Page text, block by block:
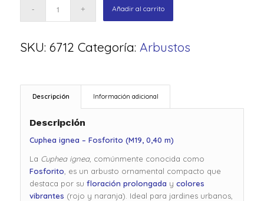
Añadir al carrito
SKU: 6712 Categoría: Arbustos
Descripción Información adicional
Descripción
Cuphea ignea – Fosforito (M19, 0,40 m)
La Cuphea ignea, comúnmente conocida como
Fosforito , es un arbusto ornamental compacto que
destaca por su floración prolongada y colores
vibrantes (rojo y naranja). Ideal para jardines urbanos,